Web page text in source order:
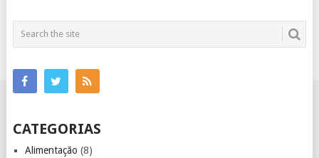
CATEGORIAS
Alimentação (8)